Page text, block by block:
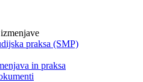
praksa (SMP)
in praksa